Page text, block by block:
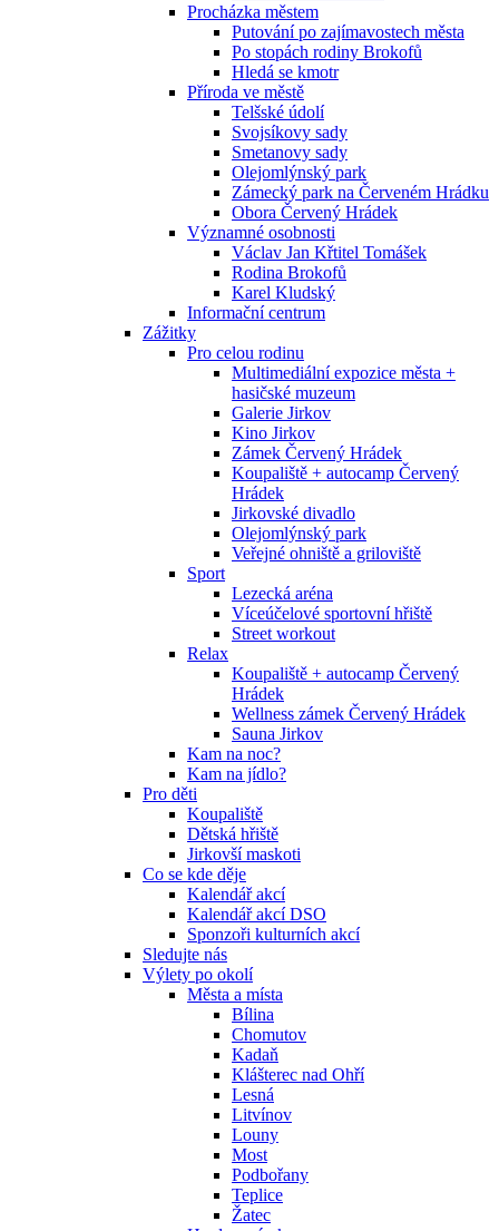
Procházka městem
Putování po zajímavostech města
Po stopách rodiny Brokofů
Hledá se kmotr
Příroda ve městě
Telšské údolí
Svojsíkovy sady
Smetanovy sady
Olejomlýnský park
Zámecký park na Červeném Hrádku
Obora Červený Hrádek
Významné osobnosti
Václav Jan Křtitel Tomášek
Rodina Brokofů
Karel Kludský
Informační centrum
Zážitky
Pro celou rodinu
Multimediální expozice města +
hasičské muzeum
Galerie Jirkov
Kino Jirkov
Zámek Červený Hrádek
Koupaliště + autocamp Červený
Hrádek
Jirkovské divadlo
Olejomlýnský park
Veřejné ohniště a griloviště
Sport
Lezecká aréna
Víceúčelové sportovní hřiště
Street workout
Relax
Koupaliště + autocamp Červený
Hrádek
Wellness zámek Červený Hrádek
Sauna Jirkov
Kam na noc?
Kam na jídlo?
Pro děti
Koupaliště
Dětská hřiště
Jirkovší maskoti
Co se kde děje
Kalendář akcí
Kalendář akcí DSO
Sponzoři kulturních akcí
Sledujte nás
Výlety po okolí
Města a místa
Bílina
Chomutov
Kadaň
Klášterec nad Ohří
Lesná
Litvínov
Louny
Most
Podbořany
Teplice
Žatec